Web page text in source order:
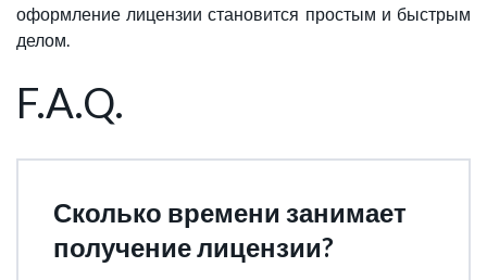
оформление лицензии становится простым и быстрым
делом.
F.A.Q.
Сколько времени занимает
получение лицензии?